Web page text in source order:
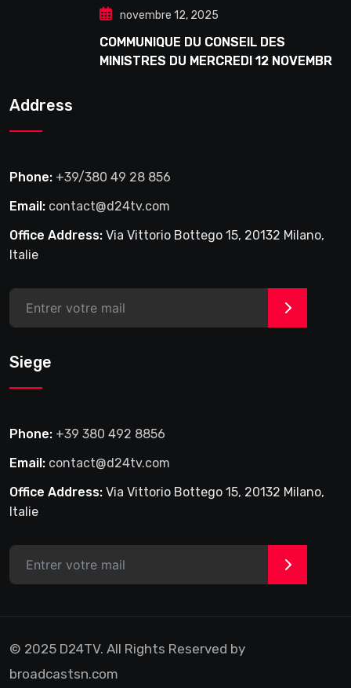
novembre 12, 2025
COMMUNIQUE DU CONSEIL DES
MINISTRES DU MERCREDI 12 NOVEMBRE
Address
Phone: +39/380 49 28 856
Email: contact@d24tv.com
Office Address: Via Vittorio Bottego 15, 20132 Milano,
Italie
>
Siege
Phone: +39 380 492 8856
Email: contact@d24tv.com
Office Address: Via Vittorio Bottego 15, 20132 Milano,
Italie
>
© 2025 D24TV. All Rights Reserved by
broadcastsn.com